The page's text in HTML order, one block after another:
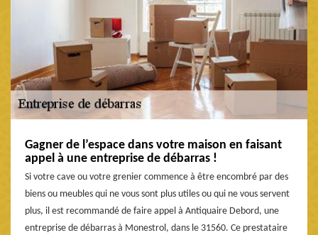
Gagner de l’espace dans votre maison en faisant
appel à une entreprise de débarras !
Si votre cave ou votre grenier commence à être encombré par des
biens ou meubles qui ne vous sont plus utiles ou qui ne vous servent
plus, il est recommandé de faire appel à Antiquaire Debord, une
entreprise de débarras à Monestrol, dans le 31560. Ce prestataire